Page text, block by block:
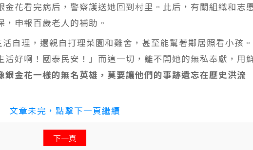
花看完病后，警察護送她回到村里。此后，有關組織和志
申報百歲老人的補助。
自理，還親自打理菜園和雞舍，甚至能幫著鄰居照看小孩
活好啊！國泰民安！」而這一切，離不開她的無私奉獻，用
銀金花一樣的無名英雄，莫要讓他們的事跡遺忘在歷史洪流
文章未完，點擊下一頁繼續
下一頁